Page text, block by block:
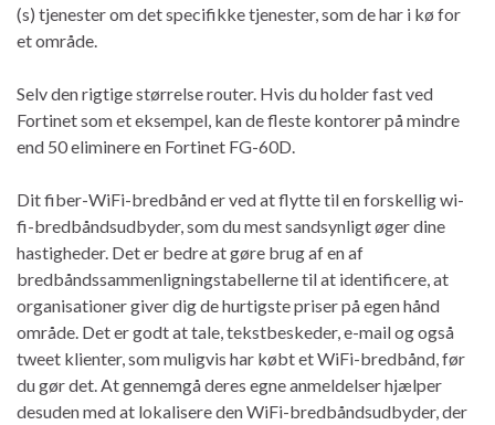
(s) tjenester om det specifikke tjenester, som de har i kø for
et område.
Selv den rigtige størrelse router. Hvis du holder fast ved
Fortinet som et eksempel, kan de fleste kontorer på mindre
end 50 eliminere en Fortinet FG-60D.
Dit fiber-WiFi-bredbånd er ved at flytte til en forskellig wi-
fi-bredbåndsudbyder, som du mest sandsynligt øger dine
hastigheder. Det er bedre at gøre brug af en af ​​
bredbåndssammenligningstabellerne til at identificere, at
organisationer giver dig de hurtigste priser på egen hånd
område. Det er godt at tale, tekstbeskeder, e-mail og også
tweet klienter, som muligvis har købt et WiFi-bredbånd, før
du gør det. At gennemgå deres egne anmeldelser hjælper
desuden med at lokalisere den WiFi-bredbåndsudbyder, der